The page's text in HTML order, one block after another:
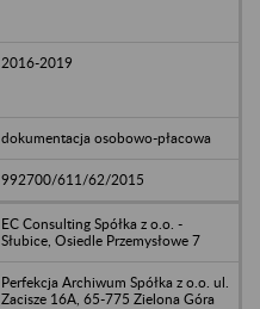
2016-2019
dokumentacja osobowo-płacowa
992700/611/62/2015
EC Consulting Spółka z o.o. -
Słubice, Osiedle Przemysłowe 7
Perfekcja Archiwum Spółka z o.o. ul.
Zacisze 16A, 65-775 Zielona Góra